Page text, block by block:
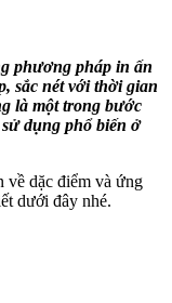
phương pháp in ấn
sắc nét với thời gian
là một trong bước
dụng phổ biến ở
về dặc điểm và ứng
dưới đây nhé.